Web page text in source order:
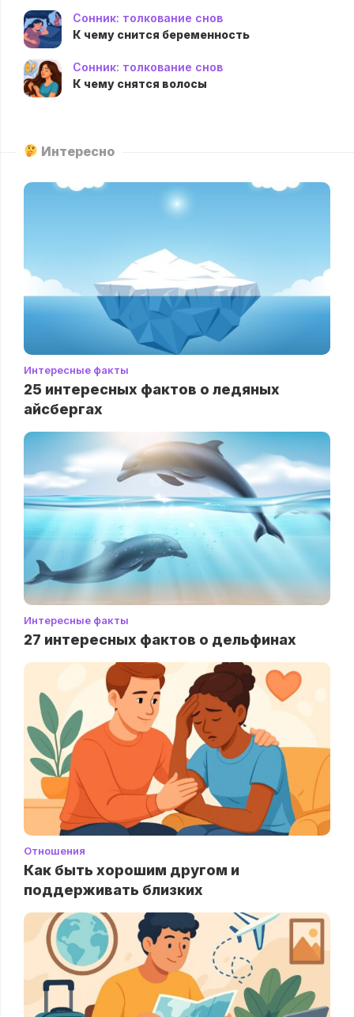
Сонник: толкование снов
К чему снится беременность
Сонник: толкование снов
К чему снятся волосы
Интересно
Интересные факты
25 интересных фактов о ледяных
айсбергах
Интересные факты
27 интересных фактов о дельфинах
Отношения
Как быть хорошим другом и
поддерживать близких